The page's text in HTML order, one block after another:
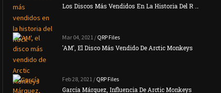
Los Discos Más Vendidos En La Historia Del R …
Mar 04, 2021 / QRP Files
'AM', El Disco Más Vendido De Arctic Monkeys
Feb 28, 2021 / QRP Files
García Márquez, Influencia De Arctic Monkeys